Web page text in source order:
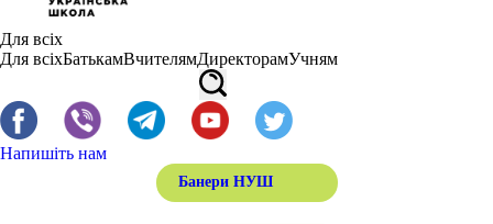
Для всіх
Для всіхБатькамВчителямДиректорамУчням
Напишіть нам
Банери НУШ